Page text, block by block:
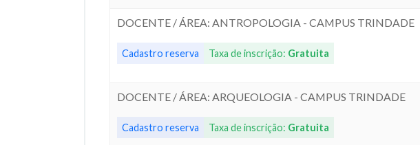
DOCENTE / ÁREA: ANTROPOLOGIA - CAMPUS TRINDADE
Cadastro reserva Taxa de inscrição: Gratuita
DOCENTE / ÁREA: ARQUEOLOGIA - CAMPUS TRINDADE
Cadastro reserva Taxa de inscrição: Gratuita